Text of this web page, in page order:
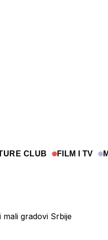
CLUB FILM I TV
mali gradovi Srbije